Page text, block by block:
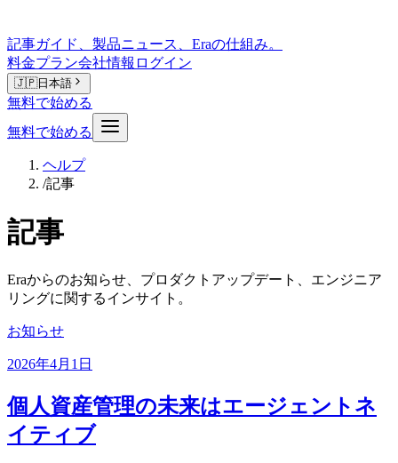
記事ガイド、製品ニュース、Eraの仕組み。
料金プラン会社情報 ログイン
🇯🇵日本語
無料で始める
無料で始める
ヘルプ
/記事
記事
Eraからのお知らせ、プロダクトアップデート、エンジニア
リングに関するインサイト。
お知らせ
2026年4月1日
個人資産管理の未来はエージェントネ
イティブ